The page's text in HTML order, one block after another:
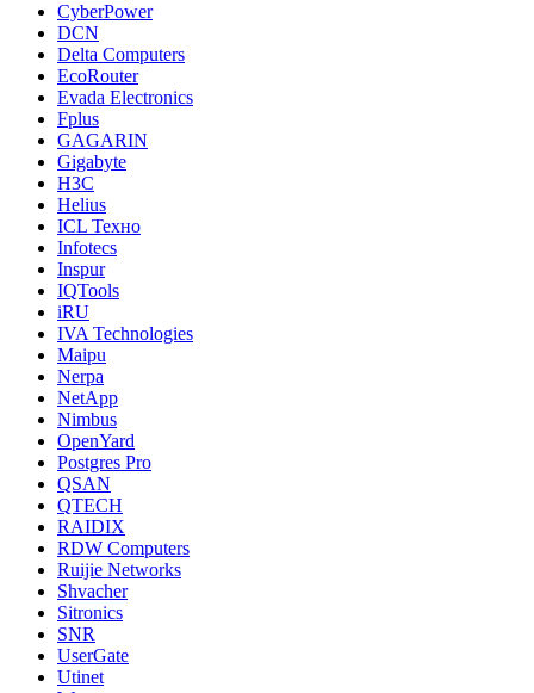
CyberPower
DCN
Delta Computers
EcoRouter
Evada Electronics
Fplus
GAGARIN
Gigabyte
H3C
Helius
ICL Техно
Infotecs
Inspur
IQTools
iRU
IVA Technologies
Maipu
Nerpa
NetApp
Nimbus
OpenYard
Postgres Pro
QSAN
QTECH
RAIDIX
RDW Computers
Ruijie Networks
Shvacher
Sitronics
SNR
UserGate
Utinet